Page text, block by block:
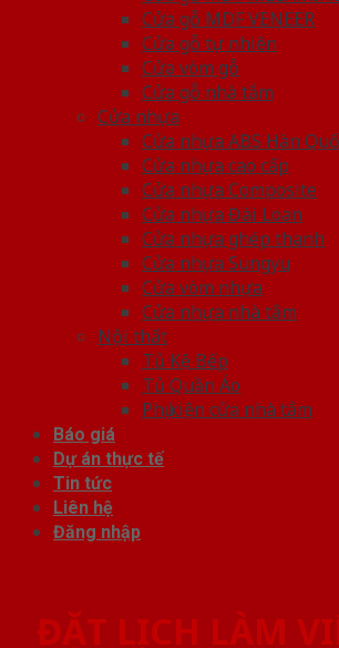
Cửa gỗ MDF VENEER
Cửa gỗ tự nhiên
Cửa vòm gỗ
Cửa gỗ nhà tắm
Cửa nhựa
Cửa nhựa ABS Hàn
Cửa nhựa cao cấp
Cửa nhựa Composite
Cửa nhựa Đài Loan
Cửa nhựa ghép thanh
Cửa nhựa Sungyu
Cửa vòm nhựa
Cửa nhựa nhà tắm
Nội thất
Tủ Kệ Bếp
Tủ Quần Áo
Phụ kiện cửa nhà tắm
Báo giá
Dự án thực tế
Tin tức
Liên hệ
Đăng nhập
ĐẶT LỊCH LÀM